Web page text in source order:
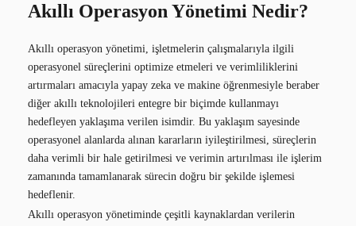
Akıllı Operasyon Yönetimi Nedir?
Akıllı operasyon yönetimi, işletmelerin çalışmalarıyla ilgili
operasyonel süreçlerini optimize etmeleri ve verimliliklerini
artırmaları amacıyla yapay zeka ve makine öğrenmesiyle beraber
diğer akıllı teknolojileri entegre bir biçimde kullanmayı
hedefleyen yaklaşıma verilen isimdir. Bu yaklaşım sayesinde
operasyonel alanlarda alınan kararların iyileştirilmesi, süreçlerin
daha verimli bir hale getirilmesi ve verimin artırılması ile işlerim
zamanında tamamlanarak sürecin doğru bir şekilde işlemesi
hedeflenir.
Akıllı operasyon yönetiminde çeşitli kaynaklardan verilerin